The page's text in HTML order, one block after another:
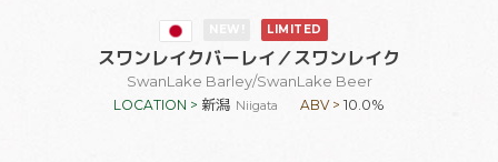
LIMITED
スワンレイクバーレイ／スワンレイク
SwanLake Barley/SwanLake Beer
LOCATION > 新潟 Niigata ABV > 10.0%